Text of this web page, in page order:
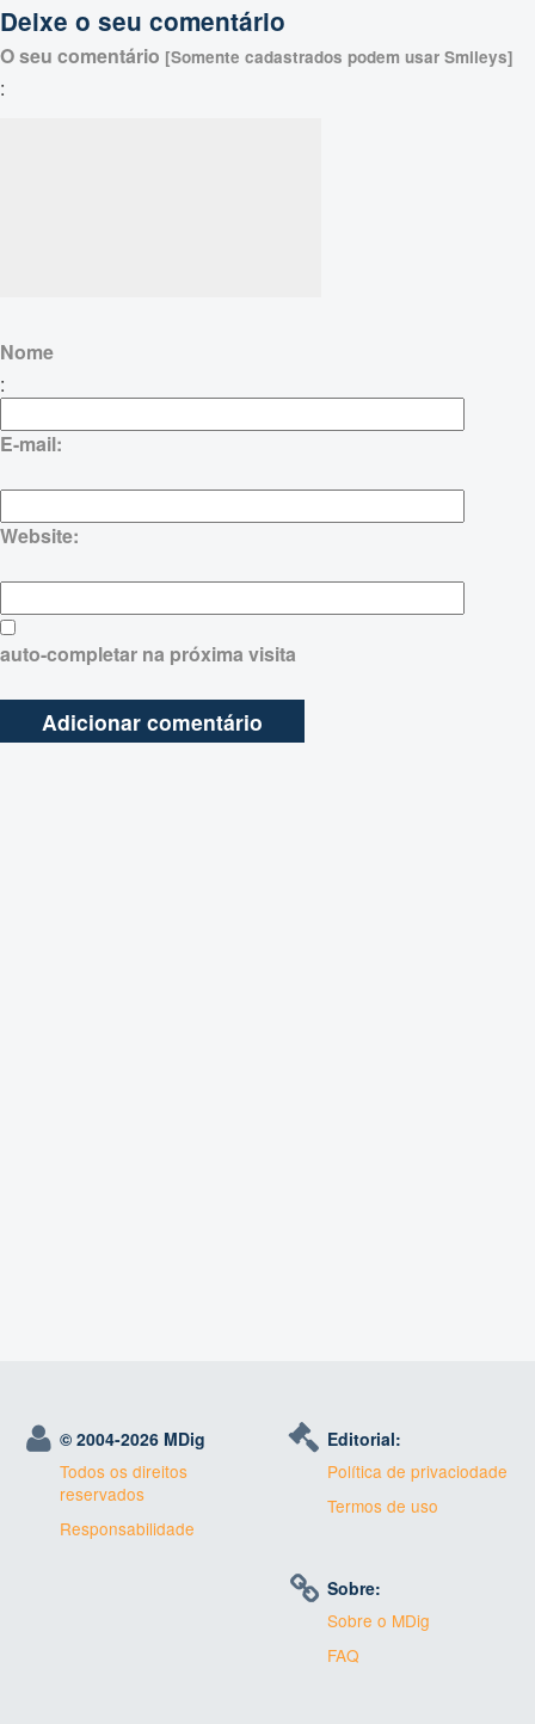
Deixe o seu comentário
O seu comentário [Somente cadastrados podem usar Smileys]
:
Nome
:
E-mail:
Website:
auto-completar na próxima visita
© 2004-2026 MDig
Todos os direitos
reservados
Responsabilidade
Editorial:
Política de privaciodade
Termos de uso
Sobre:
Sobre o MDig
FAQ